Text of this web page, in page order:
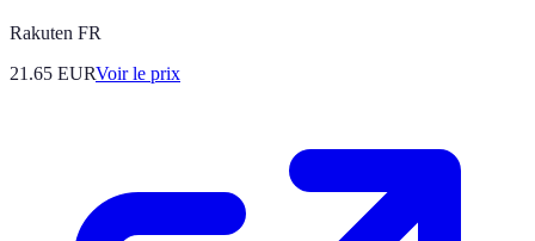
Rakuten FR
21.65 EURVoir le prix